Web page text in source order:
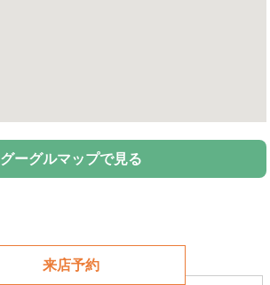
グーグルマップで見る
来店予約